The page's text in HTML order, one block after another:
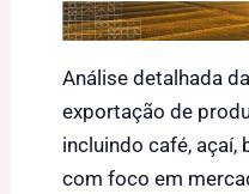
Análise detalhada
exportação de
incluindo café, açaí,
com foco em